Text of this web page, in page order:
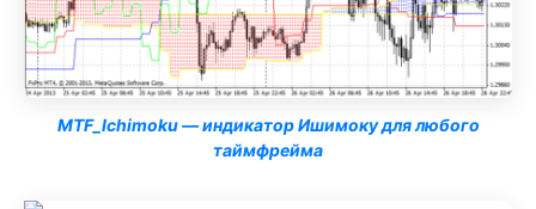
MTF_Ichimoku — индикатор Ишимоку для любого
таймфрейма